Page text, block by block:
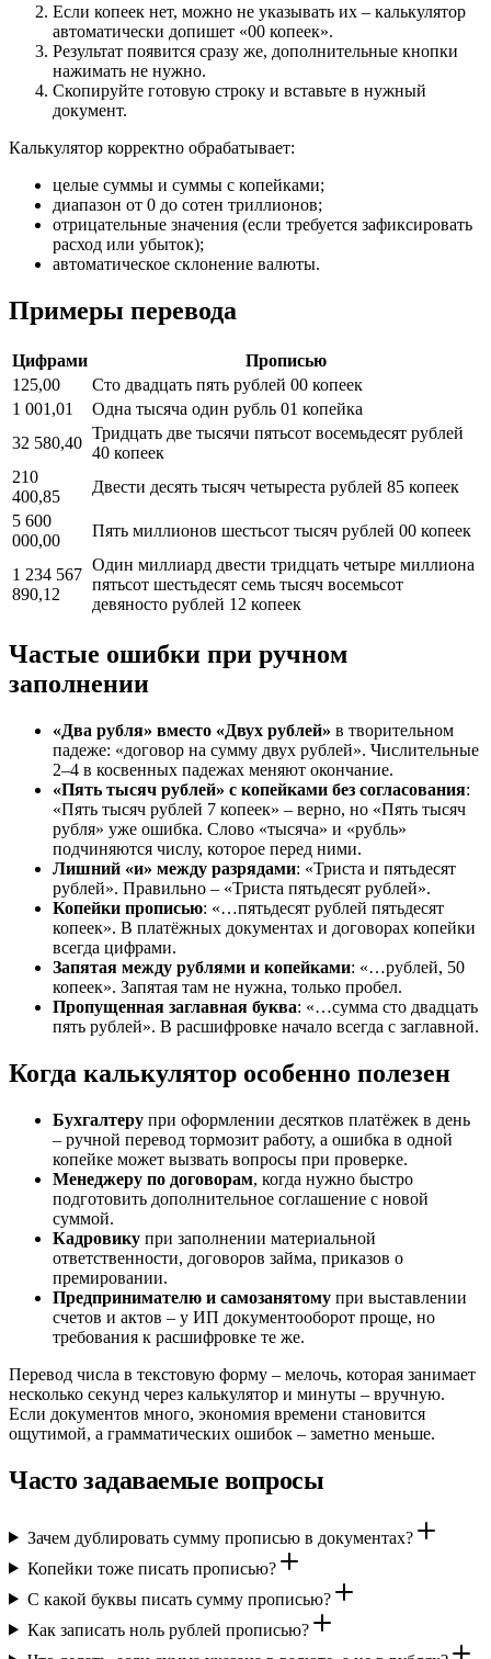
Если копеек нет, можно не указывать их – калькулятор
автоматически допишет «00 копеек».
Результат появится сразу же, дополнительные кнопки
нажимать не нужно.
Скопируйте готовую строку и вставьте в нужный
документ.
Калькулятор корректно обрабатывает:
целые суммы и суммы с копейками;
диапазон от 0 до сотен триллионов;
отрицательные значения (если требуется зафиксировать
расход или убыток);
автоматическое склонение валюты.
Примеры перевода
Цифрами
Прописью
125,00
Сто двадцать пять рублей 00 копеек
1 001,01
Одна тысяча один рубль 01 копейка
32 580,40
Тридцать две тысячи пятьсот восемьдесят рублей
40 копеек
210
400,85
Двести десять тысяч четыреста рублей 85 копеек
5 600
000,00
Пять миллионов шестьсот тысяч рублей 00 копеек
1 234 567
890,12
Один миллиард двести тридцать четыре миллиона
пятьсот шестьдесят семь тысяч восемьсот
девяносто рублей 12 копеек
Частые ошибки при ручном
заполнении
«Два рубля» вместо «Двух рублей» в творительном
падеже: «договор на сумму двух рублей». Числительные
2–4 в косвенных падежах меняют окончание.
«Пять тысяч рублей» с копейками без согласования:
«Пять тысяч рублей 7 копеек» – верно, но «Пять тысяч
рубля» уже ошибка. Слово «тысяча» и «рубль»
подчиняются числу, которое перед ними.
Лишний «и» между разрядами: «Триста и пятьдесят
рублей». Правильно – «Триста пятьдесят рублей».
Копейки прописью: «…пятьдесят рублей пятьдесят
копеек». В платёжных документах и договорах копейки
всегда цифрами.
Запятая между рублями и копейками: «…рублей, 50
копеек». Запятая там не нужна, только пробел.
Пропущенная заглавная буква: «…сумма сто двадцать
пять рублей». В расшифровке начало всегда с заглавной.
Когда калькулятор особенно полезен
Бухгалтеру при оформлении десятков платёжек в день
– ручной перевод тормозит работу, а ошибка в одной
копейке может вызвать вопросы при проверке.
Менеджеру по договорам, когда нужно быстро
подготовить дополнительное соглашение с новой
суммой.
Кадровику при заполнении материальной
ответственности, договоров займа, приказов о
премировании.
Предпринимателю и самозанятому при выставлении
счетов и актов – у ИП документооборот проще, но
требования к расшифровке те же.
Перевод числа в текстовую форму – мелочь, которая занимает
несколько секунд через калькулятор и минуты – вручную.
Если документов много, экономия времени становится
ощутимой, а грамматических ошибок – заметно меньше.
Часто задаваемые вопросы
Зачем дублировать сумму прописью в документах?
Копейки тоже писать прописью?
С какой буквы писать сумму прописью?
Как записать ноль рублей прописью?